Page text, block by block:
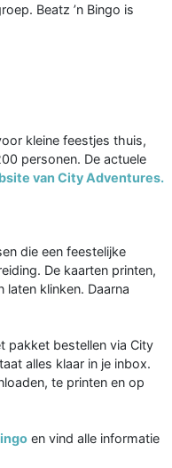
Beatz ’n Bingo is
kleine feestjes thuis,
personen. De actuele
van City Adventures.
die een feestelijke
De kaarten printen,
klinken. Daarna
pakket bestellen via City
alles klaar in je inbox.
te printen en op
en vind alle informatie